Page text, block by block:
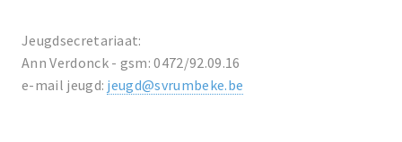
Jeugdsecretariaat:
Ann Verdonck - gsm: 0472/92.09.16
e-mail jeugd: jeugd@svrumbeke.be